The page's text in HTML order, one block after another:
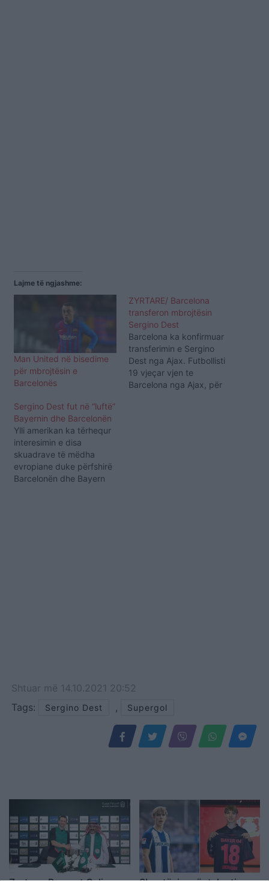
Lajme të ngjashme:
Man United në bisedime
për mbrojtësin e
Barcelonës
ZYRTARE/ Barcelona
transferon mbrojtësin
Sergino Dest
Barcelona ka konfirmuar
transferimin e Sergino
Dest nga Ajax. Futbollisti
19 vjeçar vjen te
Barcelona nga Ajax, për
Sergino Dest fut në “luftë”
Bayernin dhe Barcelonën
Ylli amerikan ka tërhequr
interesimin e disa
skuadrave të mëdha
evropiane duke përfshirë
Barcelonën dhe Bayern
Shtuar më 14.10.2021 20:52
Tags:
Sergino Dest , Supergol